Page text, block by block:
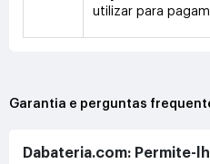
utilizar para
Garantia e perguntas
Dabateria.com: Permite-